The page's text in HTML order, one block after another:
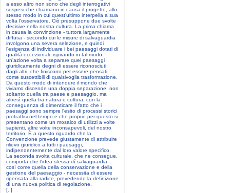
a esso altro non sono che degli interrogativi
sospesi che chiamano in causa il progetto, allo
stesso modo in cui quest'ultimo interpella a sua
volta l'osservatore. Ciò presuppone due svolte
decisive nella nostra cultura. La prima chiama
in causa la convinzione - tuttora largamente
diffusa - secondo cui le misure di salvaguardia
involgono una severa selezione, e quindi
l'esigenza di individuare i bei paesaggi dotati di
qualità eccezionali: ispirando in tal modo
un'azione volta a separare quei paesaggi
giuridicamente degni di essere riconosciuti
dagli altri, che finiscono per essere pensati
come suscettibili di qualsivoglia trasformazione.
Da questo modo di intendere il mondo che
viviamo discende una doppia separazione: non
soltanto quella tra paese e paesaggio, ma
altresì quella tra natura e cultura, con la
conseguenza di dimenticare il fatto che i
paesaggi sono sempre l'esito di processi storici
protrattisi nel tempo e che proprio per questo si
presentano come un mosaico di utilizzi a volte
sapienti, altre volte inconsapevoli, del nostro
territorio. È a questo riguardo che la
Convenzione prevede giustamente di attribuire
rilievo giuridico a tutti i paesaggi,
indipendentemente dal loro valore specifico.
La seconda svolta culturale, che ne consegue,
comporta che l'idea stessa dí salvaguardia -
così come quella della conservazione e della
gestione del paesaggio - necessita di essere
ripensata alla radice, prevedendo la definizione
di una nuova politica di regolazione.
[..]